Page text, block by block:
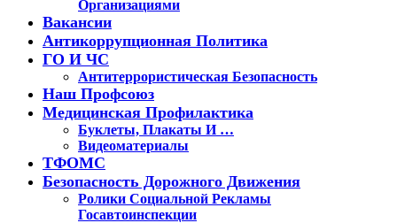
Организациями
Вакансии
Антикоррупционная Политика
ГО И ЧС
Антитеррористическая Безопасность
Наш Профсоюз
Медицинская Профилактика
Буклеты, Плакаты И …
Видеоматериалы
ТФОМС
Безопасность Дорожного Движения
Ролики Социальной Рекламы
Госавтоинспекции